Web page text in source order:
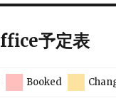
予定表
Booked